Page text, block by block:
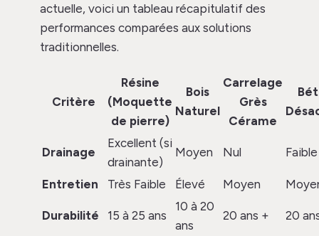
actuelle, voici un tableau récapitulatif des
performances comparées aux solutions
traditionnelles.
Critère
Résine
(Moquette
de pierre)
Bois
Naturel
Carrelage
Grès
Cérame
Drainage
Excellent (si
drainante)
Moyen Nul Faible
Entretien Très Faible Élevé Moyen
Durabilité 15 à 25 ans
10 à 20
ans
20 ans + 20